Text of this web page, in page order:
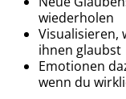
wiederholen
Visualisieren,
ihnen glaubst
Emotionen
wenn du